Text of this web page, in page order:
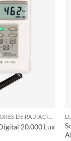
20.000 Lux